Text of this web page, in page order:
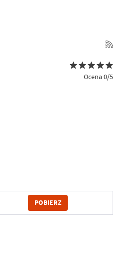
Ocena 0/5
POBIERZ